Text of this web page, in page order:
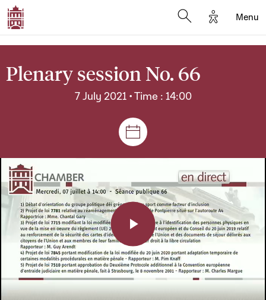
Options
Menu
Plenary session No. 66
7 July 2021 • Time : 14:00
Sessions and meetings
Play
Video